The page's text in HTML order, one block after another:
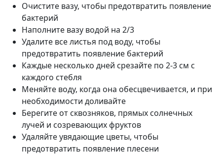
Очистите вазу, чтобы предотвратить появление
бактерий
Наполните вазу водой на 2/3
Удалите все листья под воду, чтобы
предотвратить появление бактерий
Каждые несколько дней срезайте по 2-3 см с
каждого стебля
Меняйте воду, когда она обесцвечивается, и при
необходимости доливайте
Берегите от сквозняков, прямых солнечных
лучей и созревающих фруктов
Удаляйте увядающие цветы, чтобы
предотвратить появление плесени